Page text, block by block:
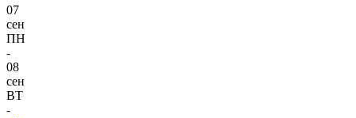
07
сен
ПН
-
08
сен
ВТ
-